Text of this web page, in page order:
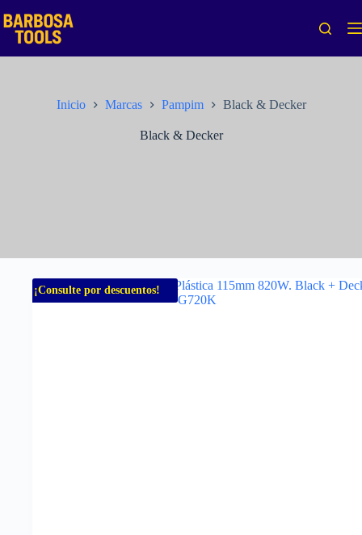
al
contenido
Inicio Marcas Pampim Black & Decker
Black & Decker
¡Consulte por descuentos!